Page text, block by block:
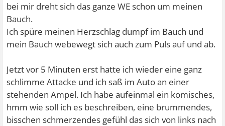
bei mir dreht sich das ganze WE schon um meinen
Bauch.
Ich spüre meinen Herzschlag dumpf im Bauch und
mein Bauch webewegt sich auch zum Puls auf und ab.
Jetzt vor 5 Minuten erst hatte ich wieder eine ganz
schlimme Attacke und ich saß im Auto an einer
stehenden Ampel. Ich habe aufeinmal ein komisches,
hmm wie soll ich es beschreiben, eine brummendes,
bisschen schmerzendes gefühl das sich von links nach